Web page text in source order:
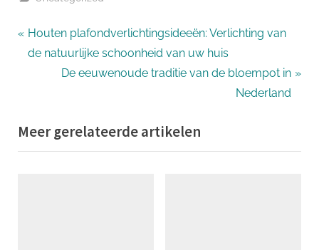
Bericht
navigatie
P
r
o
u
Houten plafondverlichtingsideeën: Verlichting van
de natuurlijke schoonheid van uw huis
N
t
P
De eeuwenoude traditie van de bloempot in
Nederland
Meer gerelateerde artikelen